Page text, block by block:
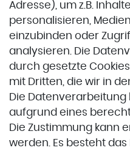
Zahlung &
Zahlung & Versand
VORKASSE
Adresse), um z.B.
personalisieren,
einzubinden oder
analysieren. Die
durch gesetzte
mit Dritten, die wir in
Die
aufgrund eines
Die Zustimmung kann
werden. Es besteht